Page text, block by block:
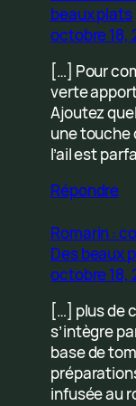
beaux plats
octobre 18,
[…] Pour
verte
Ajoutez
une touche
l’ail est
Répondre
Romarin :
Des beaux
octobre 18,
[…] plus de
s’intègre
base de
infusée au